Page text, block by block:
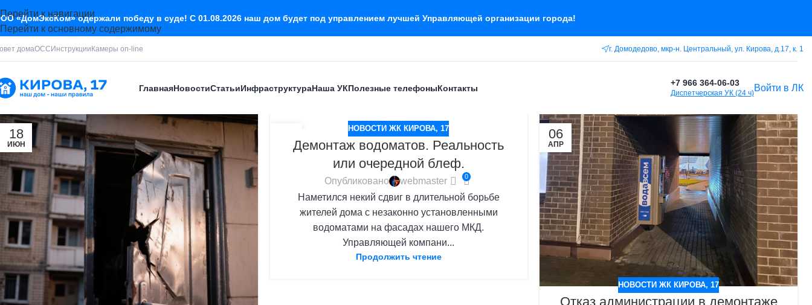
Перейти к навигации
Перейти к основному содержимому
«ДомЭксКом» одержали победу в суде! С 01.08.2026 наш дом будет под управлением лучшей Управляющей организации города!
домаОССИнструкцииКамеры on-line г. Домодедово, мкр-н. Центральный, ул. Кирова, д.17, к. 1
ГлавнаяНовостиСтатьиИнфраструктураНаша УКПолезные телефоныКонтакты
+7 966 364-06-03
Диспетчерская УК (24 ч)Войти в ЛК
18
ИЮН
НОВОСТИ ЖК КИРОВА, 17
Демонтаж водоматов. Реальность
или очередной блеф.
Опубликовано webmaster 0
Наметился некий сдвиг в длительной борьбе
жителей дома с незаконно установленными
водоматами на фасадах нашего МКД.
Управляющей компани...
Продолжить чтение
06
АПР
НОВОСТИ ЖК КИРОВА, 17
Отказ администрации в демонтаже